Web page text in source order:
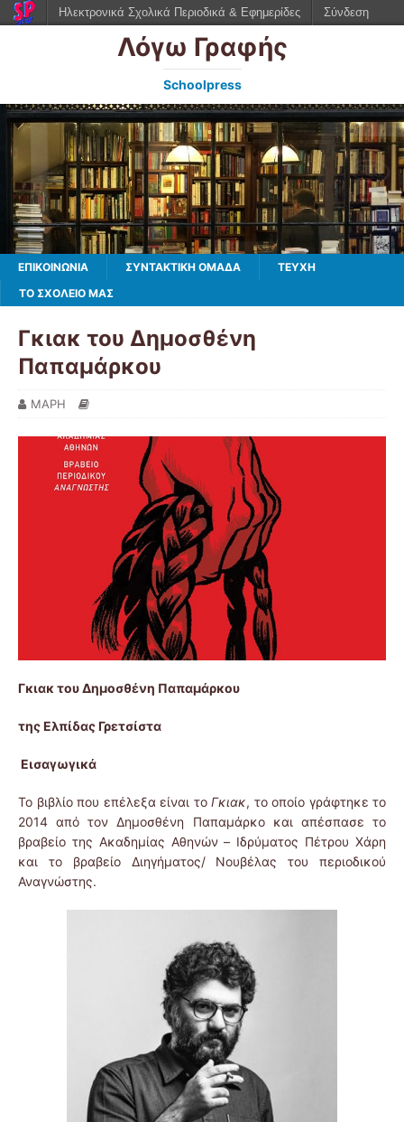
Λόγω Γραφής
Schoolpress
ΕΠΙΚΟΙΝΩΝΙΑ ΣΥΝΤΑΚΤΙΚΗ ΟΜΑΔΑ
ΤΕΥΧΗ
ΤΟ ΣΧΟΛΕΙΟ ΜΑΣ
Γκιακ του Δημοσθένη
Παπαμάρκου
ΜΑΡΗ
Γκιακ του Δημοσθένη Παπαμάρκου
της Ελπίδας Γρετσίστα
Εισαγωγικά
Το βιβλίο που επέλεξα είναι το Γκιακ, το οποίο γράφτηκε το
2014 από τον Δημοσθένη Παπαμάρκο και απέσπασε το
βραβείο της Ακαδημίας Αθηνών – Ιδρύματος Πέτρου Χάρη
και το βραβείο Διηγήματος/ Νουβέλας του περιοδικού
Αναγνώστης.
Ηλεκτρονικά Σχολικά Περιοδικά & Εφημερίδες Σύνδεση